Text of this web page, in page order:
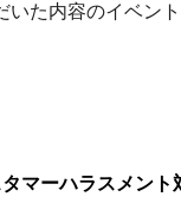
いた内容のイベント
タマーハラスメント